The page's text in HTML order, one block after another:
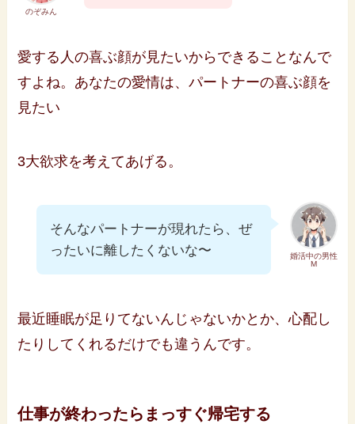
のぞみん
愛する人の喜ぶ顔が見たいからできることなんで
すよね。あなたの愛情は、パートナーの喜ぶ顔を
見たい
3大欲求を考えてあげる。
婚活中の男性
M
そんなパートナーが現れたら、ぜ
ったいに離したくないな〜
最近睡眠が足りてないんじゃないかとか、心配し
たりしてくれるだけでも違うんです。
仕事が終わったらまっすぐ帰宅する